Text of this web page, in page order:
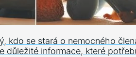
se stará o nemocného
informace, které